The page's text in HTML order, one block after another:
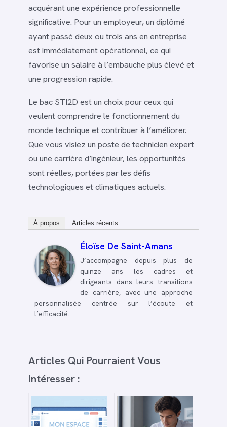
acquérant une expérience professionnelle
significative. Pour un employeur, un diplômé
ayant passé deux ou trois ans en entreprise
est immédiatement opérationnel, ce qui
favorise un salaire à l’embauche plus élevé et
une progression rapide.
Le bac STI2D est un choix pour ceux qui
veulent comprendre le fonctionnement du
monde technique et contribuer à l’améliorer.
Que vous visiez un poste de technicien expert
ou une carrière d’ingénieur, les opportunités
sont réelles, portées par les défis
technologiques et climatiques actuels.
À propos Articles récents
Éloïse De Saint-Amans
J’accompagne depuis plus de
quinze ans les cadres et
dirigeants dans leurs transitions
de carrière, avec une approche
personnalisée centrée sur l’écoute et
l’efficacité.
Articles Qui Pourraient Vous
Intéresser :